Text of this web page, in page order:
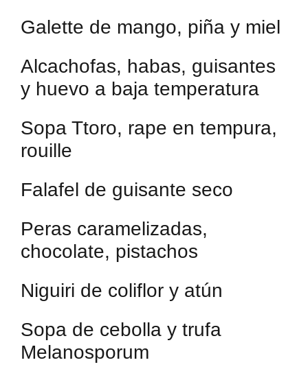
Galette de mango, piña y miel
Alcachofas, habas, guisantes
y huevo a baja temperatura
Sopa Ttoro, rape en tempura,
rouille
Falafel de guisante seco
Peras caramelizadas,
chocolate, pistachos
Niguiri de coliflor y atún
Sopa de cebolla y trufa
Melanosporum